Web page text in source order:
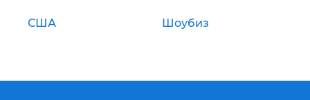
США Шоубиз